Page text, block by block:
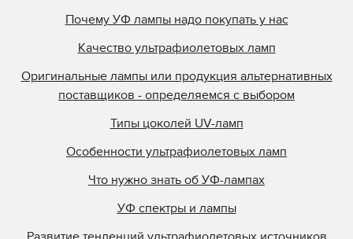
Почему УФ лампы надо покупать у нас
Качество ультрафиолетовых ламп
Оригинальные лампы или продукция альтернативных
поставщиков - определяемся с выбором
Типы цоколей UV-ламп
Особенности ультрафиолетовых ламп
Что нужно знать об УФ-лампах
УФ спектры и лампы